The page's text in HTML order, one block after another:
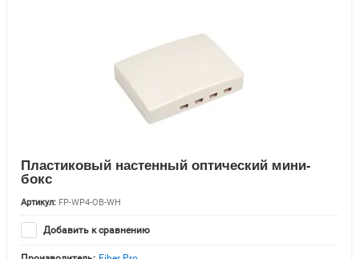
Пластиковый настенный оптический мини-
бокс
Артикул: FP-WP4-OB-WH
Добавить к сравнению